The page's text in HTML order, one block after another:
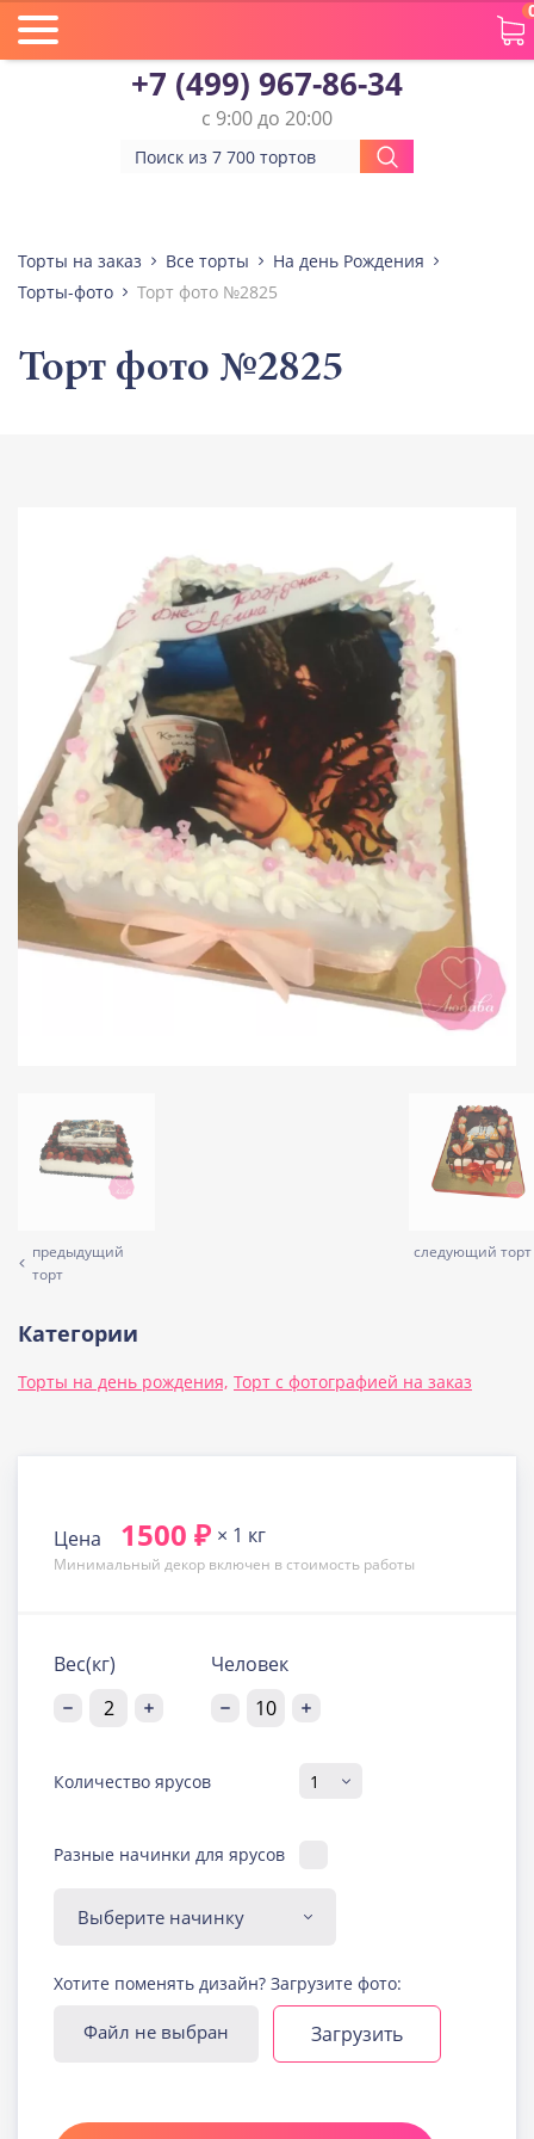
+7 (499) 967-86-34
с 9:00 до 20:00
Торты на заказ Все торты
На день Рождения
Торты-фото
Торт фото №2825
Торт фото №2825
предыдущий
торт
следующий торт
Категории
Торты на день рождения, Торт с фотографией на заказ
Цена 1500 ₽ × 1 кг
Минимальный декор включен в стоимость работы
Вес(кг) Человек
Количество ярусов
Разные начинки для ярусов
Диабетическая-
безглютеновая начинка
Узнать подробнее о начинке
Йогуртовая с ягодами
Узнать подробнее о начинке
Карамельная
Хотите поменять дизайн? Загрузите фото:
Файл не выбран Загрузить